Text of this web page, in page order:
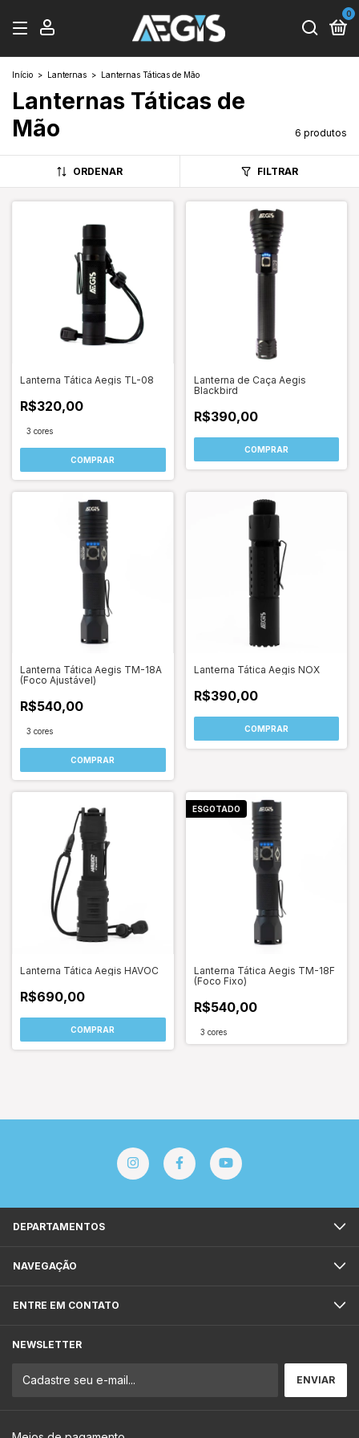
0
Início > Lanternas > Lanternas Táticas de Mão
Lanternas Táticas de
Mão
6 produtos
ORDENAR FILTRAR
Lanterna Tática Aegis TL-08
R$320,00
3 cores
COMPRAR
Lanterna de Caça Aegis
Blackbird
R$390,00
COMPRAR
Lanterna Tática Aegis TM-18A
(Foco Ajustável)
R$540,00
3 cores
COMPRAR
Lanterna Tática Aegis NOX
R$390,00
COMPRAR
Lanterna Tática Aegis HAVOC
R$690,00
COMPRAR
ESGOTADO
Lanterna Tática Aegis TM-18F
(Foco Fixo)
R$540,00
3 cores
DEPARTAMENTOS
NAVEGAÇÃO
ENTRE EM CONTATO
NEWSLETTER